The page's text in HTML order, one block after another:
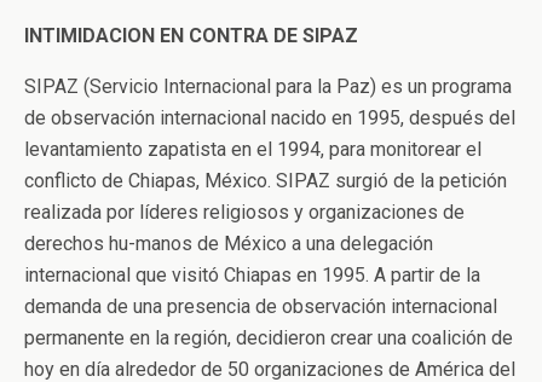
INTIMIDACION EN CONTRA DE SIPAZ
SIPAZ (Servicio Internacional para la Paz) es un programa
de observación internacional nacido en 1995, después del
levantamiento zapatista en el 1994, para monitorear el
conflicto de Chiapas, México. SIPAZ surgió de la petición
realizada por líderes religiosos y organizaciones de
derechos hu-manos de México a una delegación
internacional que visitó Chiapas en 1995. A partir de la
demanda de una presencia de observación internacional
permanente en la región, decidieron crear una coalición de
hoy en día alrededor de 50 organizaciones de América del